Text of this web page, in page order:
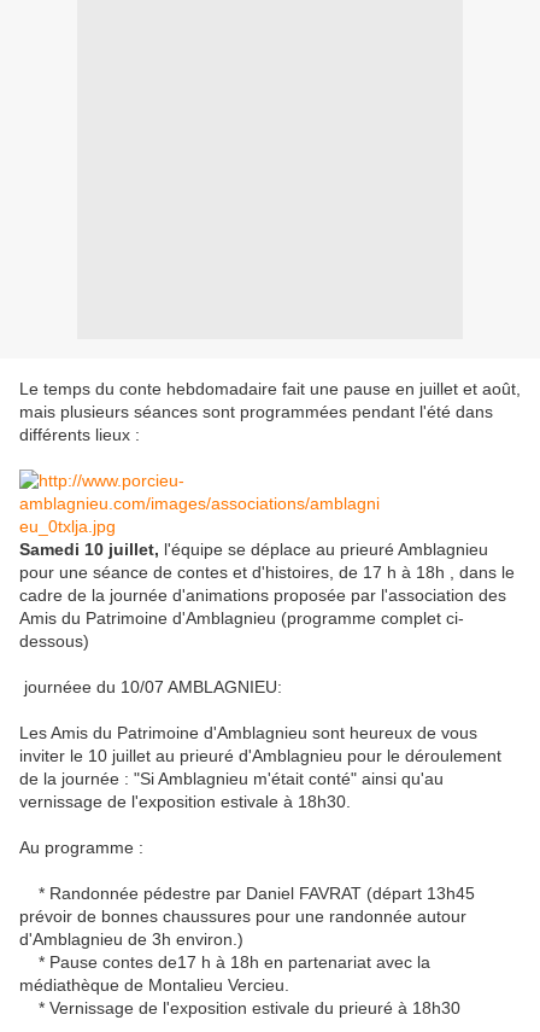
Le temps du conte hebdomadaire fait une pause en juillet et août,
mais plusieurs séances sont programmées pendant l'été dans
différents lieux :
Samedi 10 juillet, l'équipe se déplace au prieuré Amblagnieu
pour une séance de contes et d'histoires, de 17 h à 18h , dans le
cadre de la journée d'animations proposée par l'association des
Amis du Patrimoine d'Amblagnieu (programme complet ci-
dessous)
journéee du 10/07 AMBLAGNIEU:
Les Amis du Patrimoine d'Amblagnieu sont heureux de vous
inviter le 10 juillet au prieuré d'Amblagnieu pour le déroulement
de la journée : "Si Amblagnieu m'était conté" ainsi qu'au
vernissage de l'exposition estivale à 18h30.
Au programme :
* Randonnée pédestre par Daniel FAVRAT (départ 13h45
prévoir de bonnes chaussures pour une randonnée autour
d'Amblagnieu de 3h environ.)
* Pause contes de17 h à 18h en partenariat avec la
médiathèque de Montalieu Vercieu.
* Vernissage de l'exposition estivale du prieuré à 18h30